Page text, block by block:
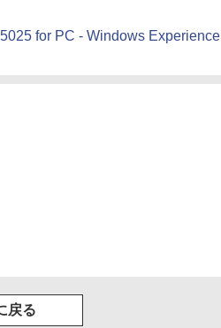
for PC - Windows Experience
戻る